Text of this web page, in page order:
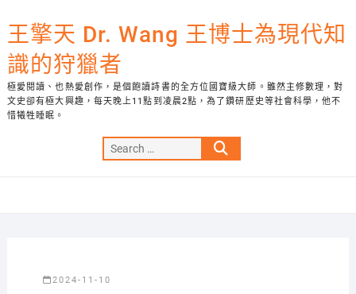
to
content
王擎天 Dr. Wang 王博士為現代知
識的狩獵者
極愛閱讀、也熱愛創作，是個飽讀詩書的全方位國寶級大師。雖然主修數理，對
文史卻有極大興趣，每天晚上11點到凌晨2點，為了鑽研歷史等社會科學，他不
惜犧牲睡眠。
Search
…
2024-11-10